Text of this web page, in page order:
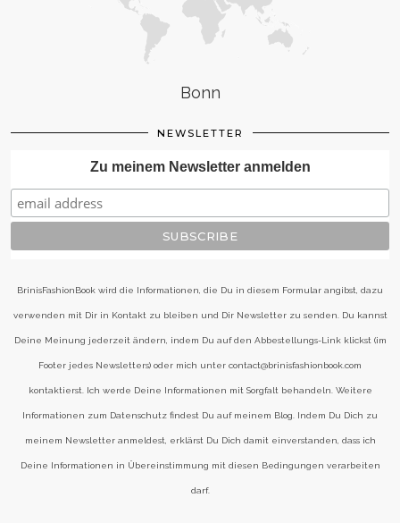
Bonn
NEWSLETTER
Zu meinem Newsletter anmelden
BrinisFashionBook wird die Informationen, die Du in diesem Formular angibst, dazu
verwenden mit Dir in Kontakt zu bleiben und Dir Newsletter zu senden. Du kannst
Deine Meinung jederzeit ändern, indem Du auf den Abbestellungs-Link klickst (im
Footer jedes Newsletters) oder mich unter contact@brinisfashionbook.com
kontaktierst. Ich werde Deine Informationen mit Sorgfalt behandeln. Weitere
Informationen zum Datenschutz findest Du auf meinem Blog. Indem Du Dich zu
meinem Newsletter anmeldest, erklärst Du Dich damit einverstanden, dass ich
Deine Informationen in Übereinstimmung mit diesen Bedingungen verarbeiten
darf.